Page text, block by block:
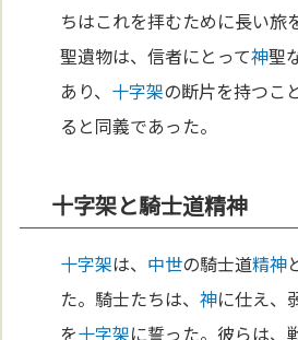
ちはこれを拝むために長い旅
聖遺物は、信者にとって神聖
あり、 十字架の断片を持つこ
ると同義であった。
十字架と騎士道精神
十字架は、 中世の騎士道精神
た。騎士たちは、神に仕え、
を十字架に誓った。彼らは、